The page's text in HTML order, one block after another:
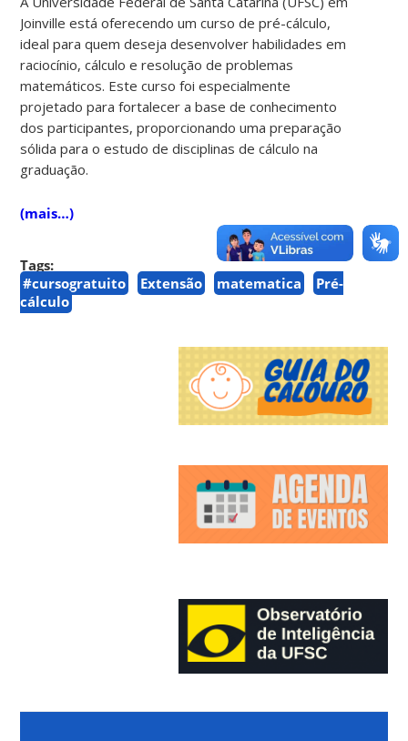
Joinville está oferecendo um curso de pré-cálculo,
ideal para quem deseja desenvolver habilidades em
raciocínio, cálculo e resolução de problemas
matemáticos. Este curso foi especialmente
projetado para fortalecer a base de conhecimento
dos participantes, proporcionando uma preparação
sólida para o estudo de disciplinas de cálculo na
graduação.
(mais…)
Tags:
#cursogratuito
Extensão matematica
Pré-
cálculo